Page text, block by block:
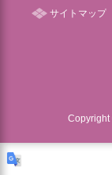
サイトマップ
Copyright